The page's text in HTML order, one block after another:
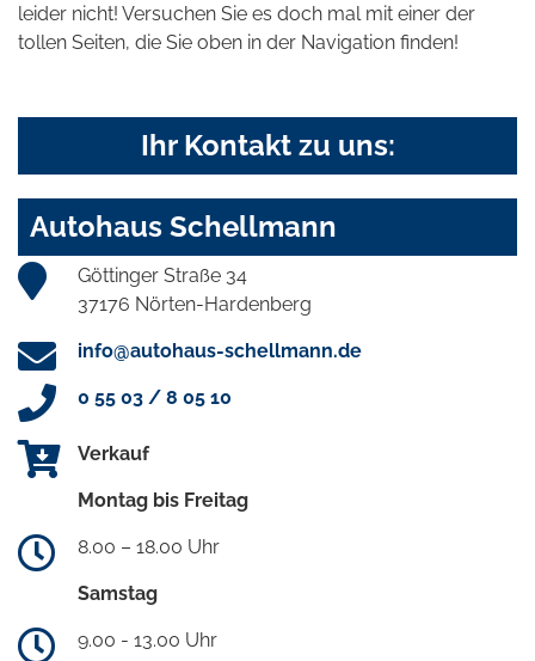
leider nicht! Versuchen Sie es doch mal mit einer der
tollen Seiten, die Sie oben in der Navigation finden!
Ihr Kontakt zu uns:
Autohaus Schellmann
Göttinger Straße 34
37176 Nörten-Hardenberg
info@autohaus-schellmann.de
0 55 03 / 8 05 10
Verkauf
Montag bis Freitag
8.00 – 18.00 Uhr
Samstag
9.00 - 13.00 Uhr